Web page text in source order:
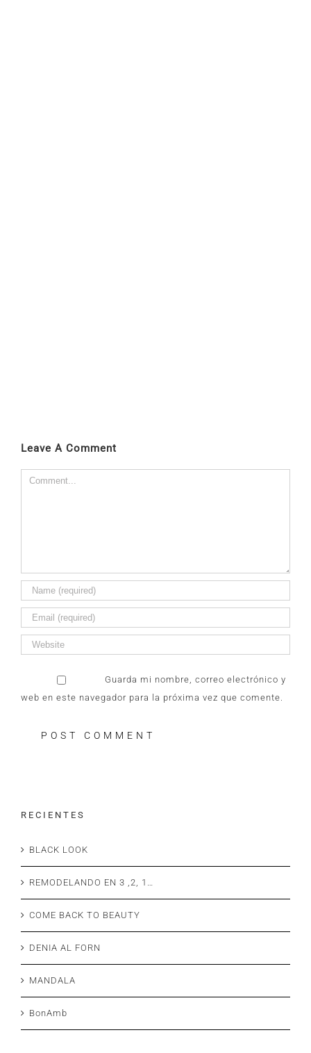
Leave A Comment
Comment
Guarda mi nombre, correo electrónico y
web en este navegador para la próxima vez que comente.
R E C I E N T E S
BLACK LOOK
REMODELANDO EN 3 ,2, 1…
COME BACK TO BEAUTY
DENIA AL FORN
MANDALA
BonAmb